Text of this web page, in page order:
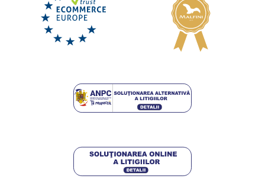
Curea din piele 4 x 130 cm
68,50 lei
DETALII